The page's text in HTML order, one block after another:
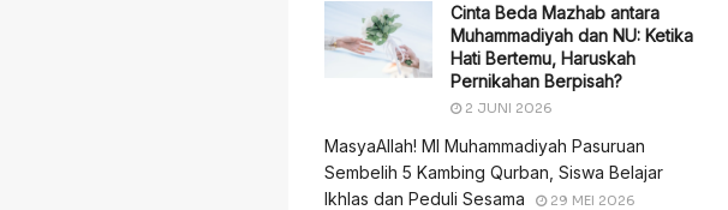
Cinta Beda Mazhab antara
Muhammadiyah dan NU: Ketika
Hati Bertemu, Haruskah
Pernikahan Berpisah?
2 JUNI 2026
MasyaAllah! MI Muhammadiyah Pasuruan
Sembelih 5 Kambing Qurban, Siswa Belajar
Ikhlas dan Peduli Sesama
29 MEI 2026